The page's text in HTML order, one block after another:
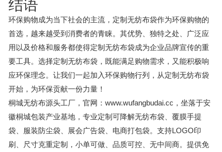
结语
环保购物成为当下社会的主流，定制无纺布袋作为环保购物的
首选，越来越受到消费者的青睐。其优势、独特之处、广泛应
用以及价格和服务都使得定制无纺布袋成为企业品牌宣传的重
要工具。选择定制无纺布袋，既能满足购物需求，又能积极响
应环保理念。让我们一起加入环保购物行列，从定制无纺布袋
开始，为环保贡献一份力量！
桐城无纺布源头工厂，官网：www.wufangbudai.cc，坐落于安
徽桐城包装产业基地，专业定制可降解无纺布袋、覆膜手提
袋、服装防尘袋、展会广告袋、电商打包袋。支持LOGO印
刷、尺寸克重定制，小单可做、品质可控、无中间商。提供免